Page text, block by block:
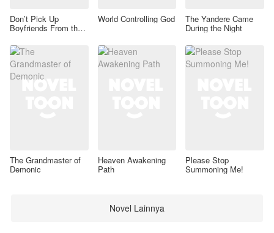
Don’t Pick Up
Boyfriends From the
World Controlling God The Yandere Came
During the Night
The Grandmaster of
Demonic
Heaven Awakening
Path
Please Stop
Summoning Me!
Novel Lainnya